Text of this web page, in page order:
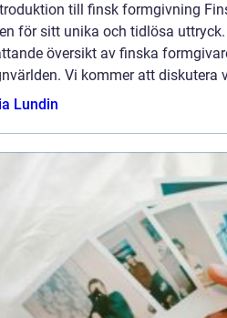
till finsk formgivning
för sitt unika och tidlösa
översikt av finska
Vi kommer att diskutera
Lundin